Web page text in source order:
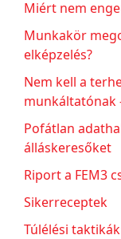
Miért nem
Munkakör
elképzelés?
Nem kell a
munkáltatónak
Pofátlan
álláskeresőket
Riport a FEM3
Sikerreceptek
Túlélési